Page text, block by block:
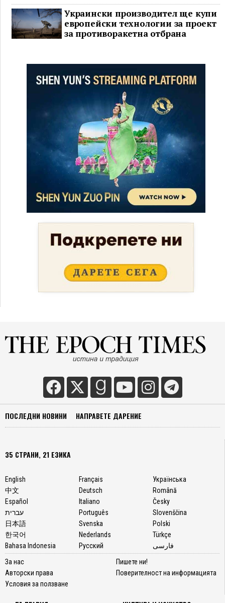
Украински производител ще купи
европейски технологии за проект
за противоракетна отбрана
ПОСЛЕДНИ НОВИНИ НАПРАВЕТЕ ДАРЕНИЕ
35 СТРАНИ, 21 ЕЗИКА
English
中文
Español
עברית
日本語
한국어
Bahasa Indonesia
Français
Deutsch
Italiano
Português
Svenska
Nederlands
Русский
Українська
Română
Česky
Slovenščina
Polski
Türkçe
فارسی
За нас
Авторски права
Условия за ползване
Пишете ни!
Поверителност на информацията